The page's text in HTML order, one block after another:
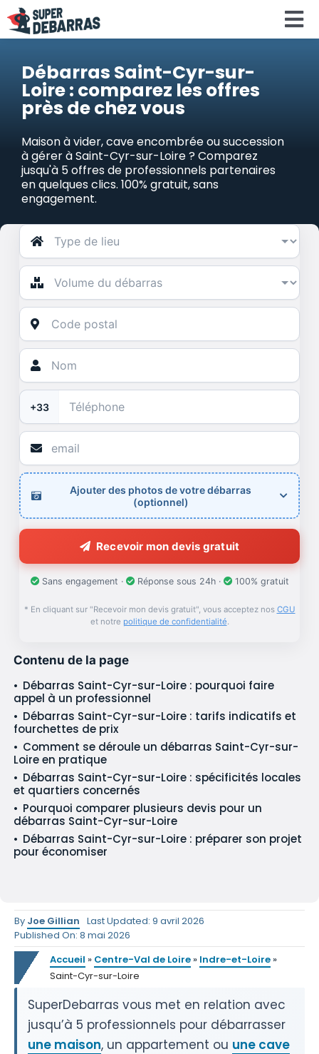
Skip
to
Services
Search
for:
Débarras Saint-Cyr-sur-
Loire : comparez les offres
près de chez vous
Maison à vider, cave encombrée ou succession
à gérer à Saint-Cyr-sur-Loire ? Comparez
jusqu'à 5 offres de professionnels partenaires
en quelques clics. 100% gratuit, sans
engagement.
+33
Ajouter des photos de votre débarras
(optionnel)
Recevoir mon devis gratuit
Sans engagement · Réponse sous 24h · 100% gratuit
* En cliquant sur "Recevoir mon devis gratuit", vous acceptez nos CGU
et notre politique de confidentialité.
Contenu de la page
Débarras Saint-Cyr-sur-Loire : pourquoi faire
appel à un professionnel
Débarras Saint-Cyr-sur-Loire : tarifs indicatifs et
fourchettes de prix
Comment se déroule un débarras Saint-Cyr-sur-
Loire en pratique
Débarras Saint-Cyr-sur-Loire : spécificités locales
et quartiers concernés
Pourquoi comparer plusieurs devis pour un
débarras Saint-Cyr-sur-Loire
Débarras Saint-Cyr-sur-Loire : préparer son projet
pour économiser
By Joe Gillian Last Updated: 9 avril 2026
Published On: 8 mai 2026
Accueil » Centre-Val de Loire » Indre-et-Loire »
Saint-Cyr-sur-Loire
SuperDebarras vous met en relation avec
jusqu’à 5 professionnels pour débarrasser
une maison, un appartement ou une cave